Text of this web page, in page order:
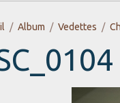
Album Vedettes